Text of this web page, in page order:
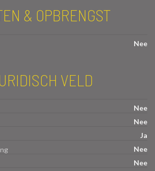
& OPBRENGST
Nee
VELD
Nee
Nee
Ja
Nee
Nee